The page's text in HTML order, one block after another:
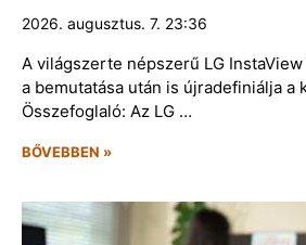
2026. augusztus. 7. 23:36
A világszerte népszerű LG
a bemutatása után is újradefiniálja a
Összefoglaló: Az LG …
BŐVEBBEN »